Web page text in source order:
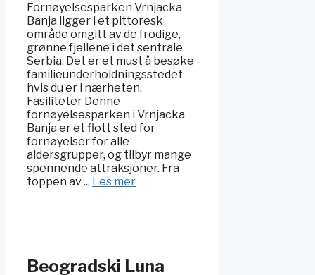
Fornøyelsesparken Vrnjacka
Banja ligger i et pittoresk
område omgitt av de frodige,
grønne fjellene i det sentrale
Serbia. Det er et must å besøke
familieunderholdningsstedet
hvis du er i nærheten.
Fasiliteter Denne
fornøyelsesparken i Vrnjacka
Banja er et flott sted for
fornøyelser for alle
aldersgrupper, og tilbyr mange
spennende attraksjoner. Fra
toppen av ... Les mer
Beogradski Luna